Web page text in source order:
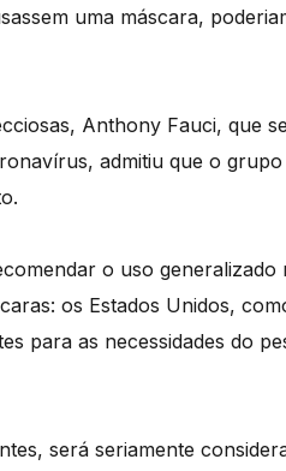
uma máscara,
Anthony Fauci, que
admitiu que o
o uso
os Estados Unidos,
para as necessidades do
será seriamente